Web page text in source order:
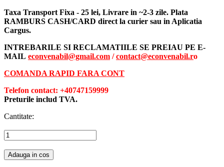
Taxa Transport Fixa - 25 lei, Livrare in ~2-3 zile. Plata
RAMBURS CASH/CARD direct la curier sau in Aplicatia
Cargus.
INTREBARILE SI RECLAMATIILE SE PREIAU PE E-
MAIL econvenabil@gmail.com /contact@econvenabil.ro
COMANDA RAPID FARA CONT
Telefon contact: +40747159999
Preturile includ TVA.
Cantitate:
Adauga in cos